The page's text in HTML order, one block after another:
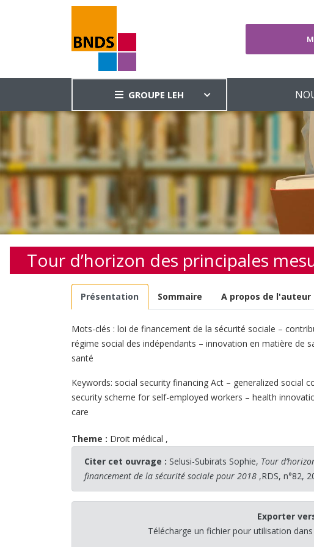
GROUPE LEH
Tour d’horizon des principales
Présentation Sommaire A propos de l'auteur
Mots-clés : loi de financement de la sécurité sociale –
régime social des indépendants – innovation en matière de
santé
Keywords: social security financing Act – generalized social
security scheme for self-employed workers – health
care
Theme : Droit médical ,
Citer cet ouvrage : Selusi-Subirats Sophie, Tour
financement de la sécurité sociale pour 2018 ,RDS, n°82,
Exporter
Télécharge un fichier pour utilisation